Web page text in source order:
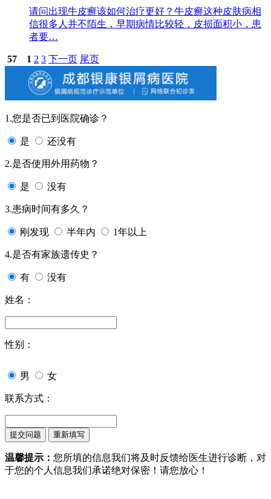
请问出现牛皮癣该如何治疗更好？牛皮癣这种皮肤病相
信很多人并不陌生，早期病情比较轻，皮损面积小，患
者要…
57 1 2 3 下一页 尾页
1.您是否已到医院确诊？
是 还没有
2.是否使用外用药物？
是 没有
3.患病时间有多久？
刚发现 半年内 1年以上
4.是否有家族遗传史？
有 没有
姓名：
性别：
男 女
联系方式：
温馨提示： 您所填的信息我们将及时反馈给医生进行诊断，对
于您的个人信息我们承诺绝对保密！请您放心！